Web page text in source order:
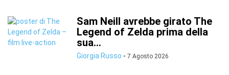
Sam Neill avrebbe girato The
Legend of Zelda prima della
sua...
Giorgia Russo - 7 Agosto 2026